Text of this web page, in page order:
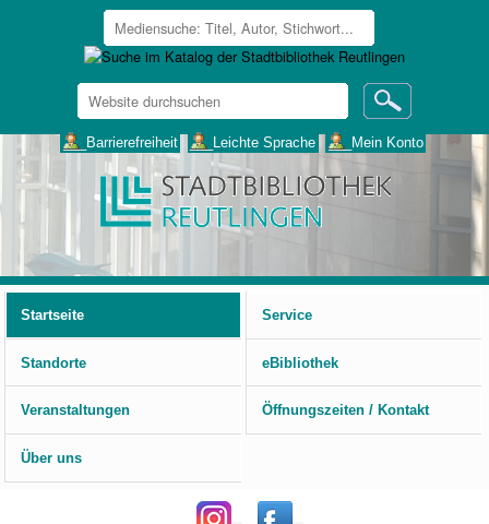
Website
durchsuchen
___Barrierefreiheit ___Leichte Sprache ___Mein Konto
Startseite
Service
Standorte eBibliothek
Veranstaltungen Öffnungszeiten / Kontakt
Über uns